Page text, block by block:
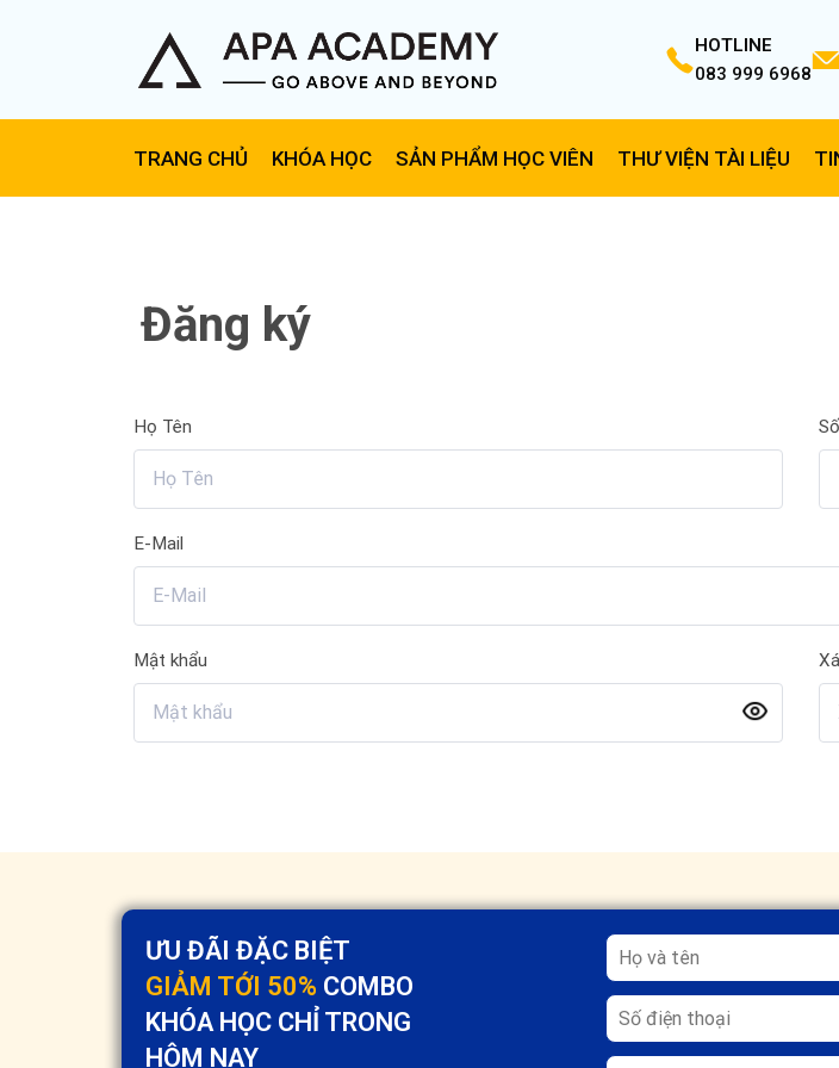
HOTLINE
083 999 6968
TRANG CHỦ KHÓA HỌC SẢN PHẨM HỌC VIÊN THƯ VIỆN TÀI LIỆU
Đăng ký
Họ Tên
E-Mail
Mật khẩu
ƯU ĐÃI ĐẶC BIỆT
GIẢM TỚI 50% COMBO
KHÓA HỌC CHỈ TRONG
HÔM NAY